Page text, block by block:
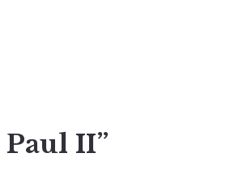
II”